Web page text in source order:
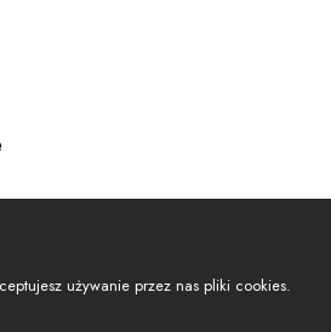
używanie przez nas pliki cookies.